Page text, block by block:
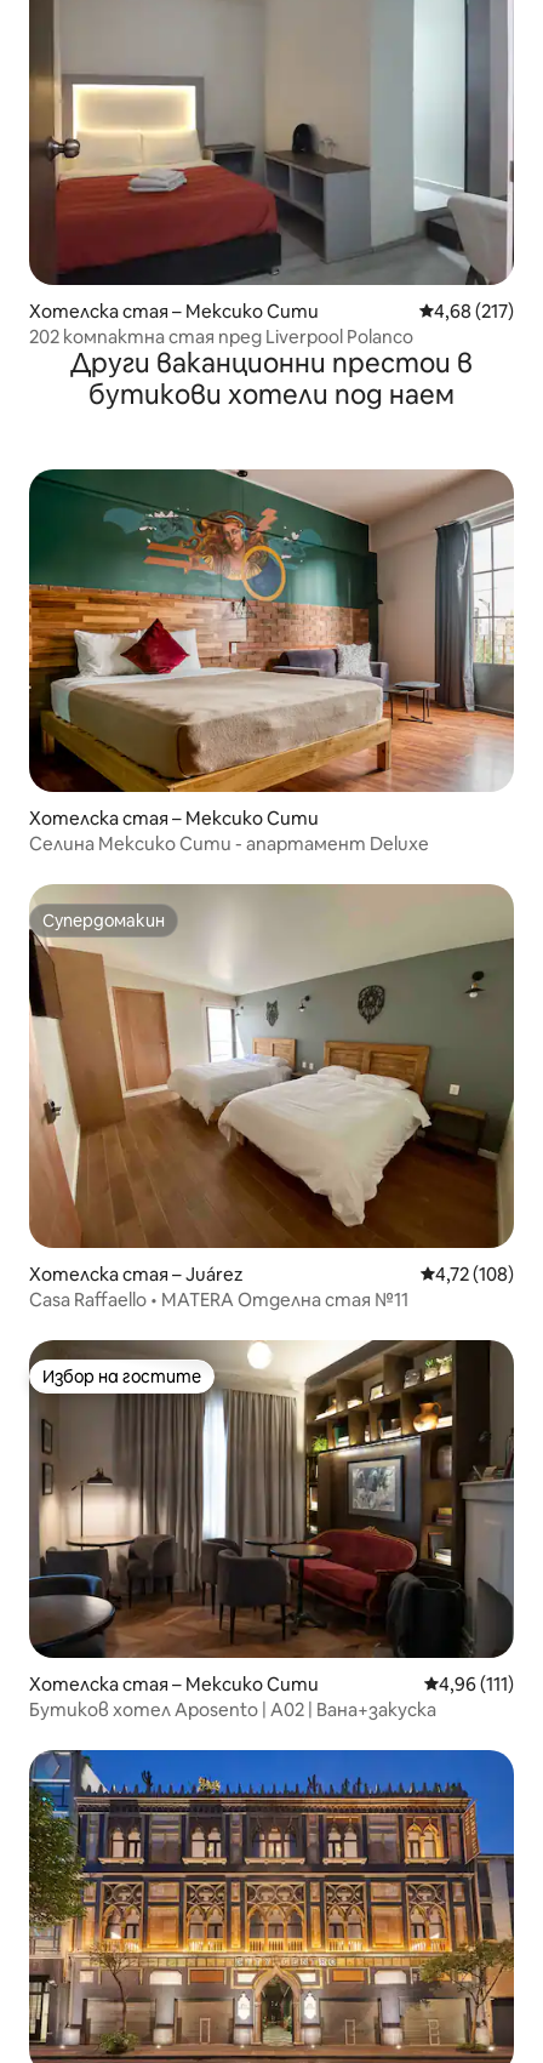
Хотелска стая – Мексико Сити Средна
4,68 (217)
202 компактна стая пред Liverpool Polanco
Други ваканционни престои в
бутикови хотели под наем
Хотелска стая – Мексико Сити
Селина Мексико Сити - апартамент Deluxe
Супердомакин
Супердомакин
Хотелска стая – Juárez Средна
4,72 (108)
Casa Raffaello • MATERA Отделна стая №11
Избор на гостите
Избор на гостите
Хотелска стая – Мексико Сити Средна
4,96 (111)
Бутиков хотел Aposento | A02 | Вана+закуска